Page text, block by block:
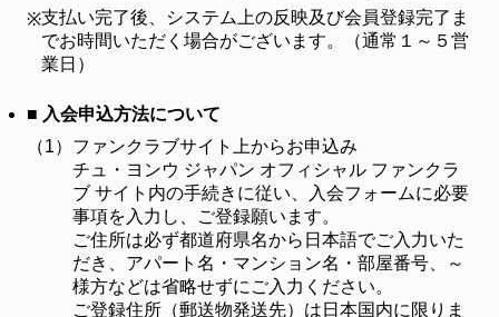
※支払い完了後、システム上の反映及び会員登録完了ま
でお時間いただく場合がございます。（通常１～５営
業日）
■ 入会申込方法について
（1） ファンクラブサイト上からお申込み
チュ・ヨンウ ジャパン オフィシャル ファンクラ
ブ サイト内の手続きに従い、入会フォームに必要
事項を入力し、ご登録願います。
ご住所は必ず都道府県名から日本語でご入力いた
だき、アパート名・マンション名・部屋番号、～
様方などは省略せずにご入力ください。
ご登録住所（郵送物発送先）は日本国内に限りま